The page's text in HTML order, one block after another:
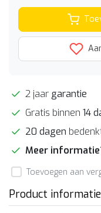
2 jaar garantie
Gratis binnen 14
20 dagen
Meer
Toevoegen aan
Product informatie